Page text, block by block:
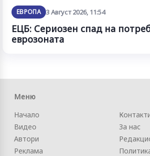
ЕВРОПА 3 Август 2026, 11:54
ЕЦБ: Сериозен спад на
еврозоната
Меню
Начало
Видео
Автори
Реклама
За нас